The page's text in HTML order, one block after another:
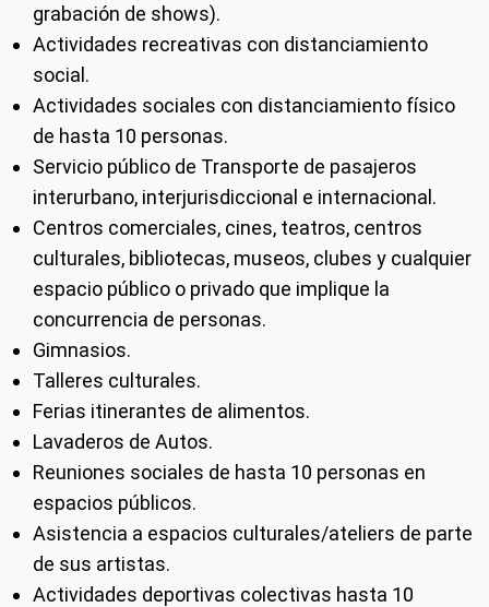
grabación de shows).
Actividades recreativas con distanciamiento
social.
Actividades sociales con distanciamiento físico
de hasta 10 personas.
Servicio público de Transporte de pasajeros
interurbano, interjurisdiccional e internacional.
Centros comerciales, cines, teatros, centros
culturales, bibliotecas, museos, clubes y cualquier
espacio público o privado que implique la
concurrencia de personas.
Gimnasios.
Talleres culturales.
Ferias itinerantes de alimentos.
Lavaderos de Autos.
Reuniones sociales de hasta 10 personas en
espacios públicos.
Asistencia a espacios culturales/ateliers de parte
de sus artistas.
Actividades deportivas colectivas hasta 10